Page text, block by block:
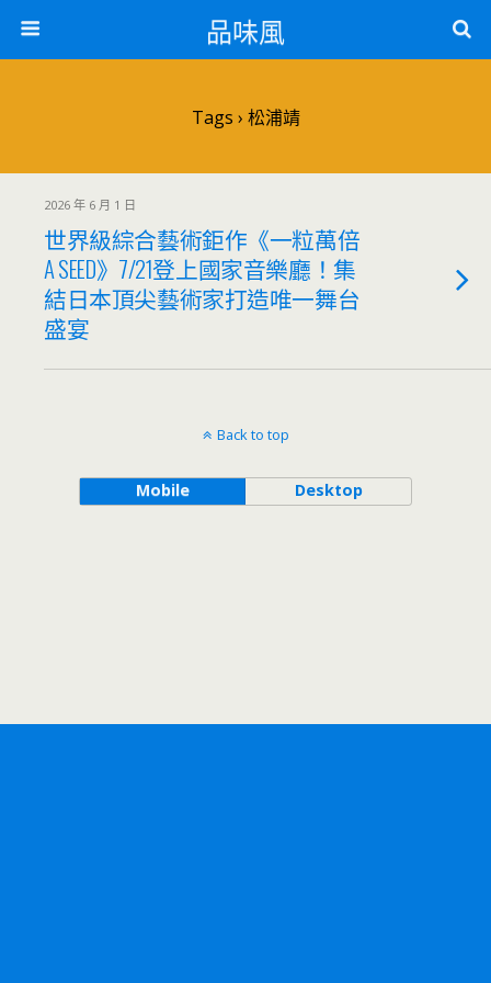
品味風
Tags › 松浦靖
2026 年 6 月 1 日
世界級綜合藝術鉅作《一粒萬倍
A SEED》7/21登上國家音樂廳！集
結日本頂尖藝術家打造唯一舞台
盛宴
Back to top
Mobile Desktop